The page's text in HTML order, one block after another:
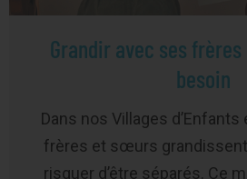
Grandir avec ses
besoin
Dans nos Villages d’Enfants
frères et sœurs
risquer d’être séparés. Ce